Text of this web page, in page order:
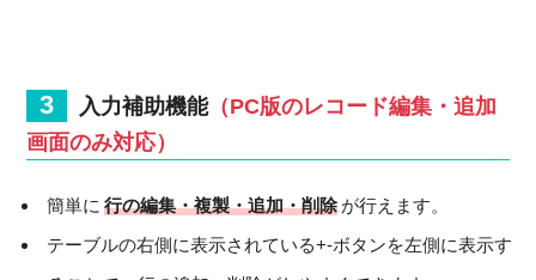
入力補助機能（PC版のレコード編集・追加
画面のみ対応）
簡単に 行の編集・複製・追加・削除 が行えます。
テーブルの右側に表示されている+-ボタンを左側に表示す